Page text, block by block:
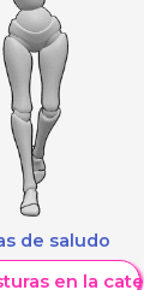
de saludo
en la